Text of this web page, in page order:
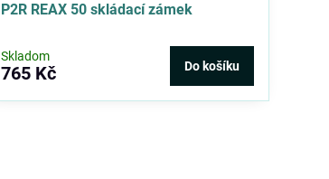
P2R REAX 50 skládací zámek
Skladom
765 Kč Do košíku